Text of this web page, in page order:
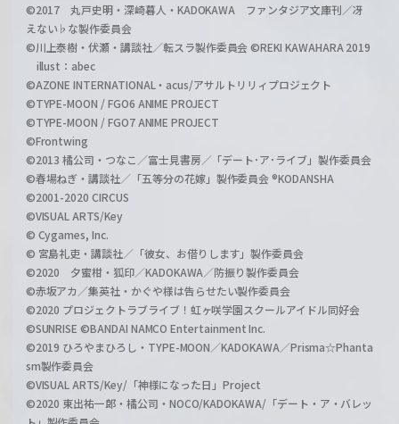
©2017 丸戸史明・深崎暮人・KADOKAWA ファンタジア文庫刊／冴
えない♭な製作委員会
©川上泰樹・伏瀬・講談社／転スラ製作委員会 ©REKI KAWAHARA 2019
illust：abec
©AZONE INTERNATIONAL・acus/アサルトリリィプロジェクト
©TYPE-MOON / FGO6 ANIME PROJECT
©TYPE-MOON / FGO7 ANIME PROJECT
©Frontwing
©2013 橘公司・つなこ／富士見書房／「デート･ア･ライブ」製作委員会
©春場ねぎ・講談社／「五等分の花嫁」製作委員会 ®KODANSHA
©2001-2020 CIRCUS
©VISUAL ARTS/Key
© Cygames, Inc.
© 宮島礼吏・講談社／「彼女、お借りします」製作委員会
©2020 夕蜜柑・狐印／KADOKAWA／防振り製作委員会
©赤坂アカ／集英社・かぐや様は告らせたい製作委員会
©2020 プロジェクトラブライブ！虹ヶ咲学園スクールアイドル同好会
©SUNRISE ©BANDAI NAMCO Entertainment Inc.
©2019 ひろやまひろし・TYPE-MOON／KADOKAWA／Prisma☆Phanta
sm製作委員会
©VISUAL ARTS/Key/「神様になった日」Project
©2020 東出祐一郎・橘公司・NOCO/KADOKAWA/「デート・ア・バレッ